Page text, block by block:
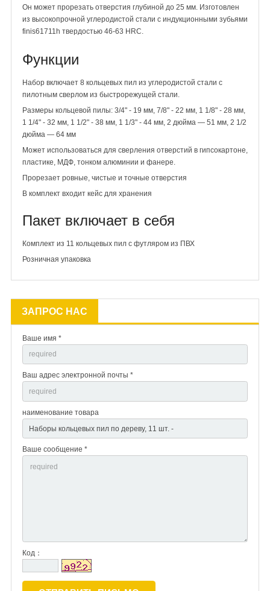
Он может прорезать отверстия глубиной до 25 мм. Изготовлен
из высокопрочной углеродистой стали с индукционными зубьями
finis61711h твердостью 46-63 HRC.
Функции
Набор включает 8 кольцевых пил из углеродистой стали с
пилотным сверлом из быстрорежущей стали.
Размеры кольцевой пилы: 3/4" - 19 мм, 7/8" - 22 мм, 1 1/8" - 28 мм,
1 1/4" - 32 мм, 1 1/2" - 38 мм, 1 1/3" - 44 мм, 2 дюйма — 51 мм, 2 1/2
дюйма — 64 мм
Может использоваться для сверления отверстий в гипсокартоне,
пластике, МДФ, тонком алюминии и фанере.
Прорезает ровные, чистые и точные отверстия
В комплект входит кейс для хранения
Пакет включает в себя
Комплект из 11 кольцевых пил с футляром из ПВХ
Розничная упаковка
ЗАПРОС НАС
Ваше имя *
Ваш адрес электронной почты *
наименование товара
Ваше сообщение *
Код：